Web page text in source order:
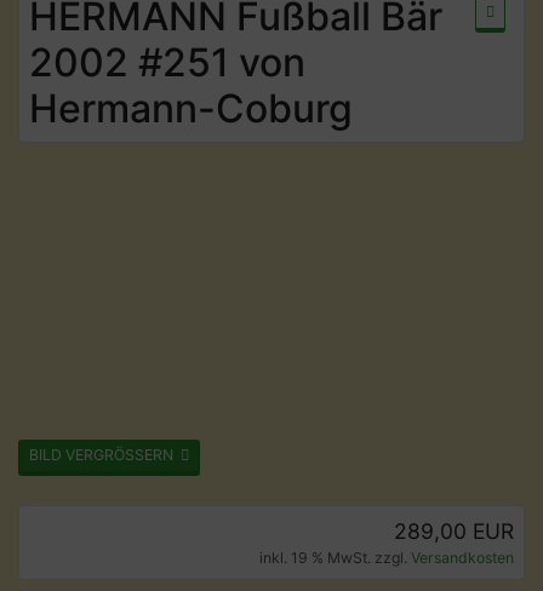
HERMANN Fußball Bär
2002 #251 von
Hermann-Coburg
BILD VERGRÖSSERN
289,00 EUR
inkl. 19 % MwSt. zzgl. Versandkosten